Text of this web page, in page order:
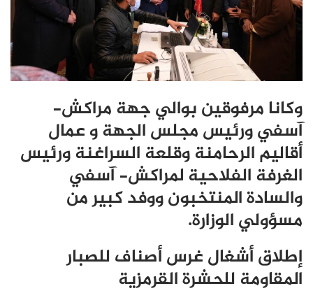
وكانا مرفوقين بوالي جهة مراكش-
آسفي ورئيس مجلس الجهة و عمال
أقاليم الرحامنة وقلعة السراغنة ورئيس
الغرفة الفلاحية لمراكش- آسفي
والسادة المنتخبون ووفد كبير من
مسؤولي الوزارة.
إطلاق أشغال غرس أصناف للصبار
المقاومة للحشرة القرمزية